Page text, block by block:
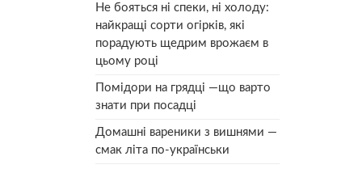
Не бояться ні спеки, ні холоду:
найкращі сорти огірків, які
порадують щедрим врожаєм в
цьому році
Помідори на грядці —що варто
знати при посадці
Домашні вареники з вишнями —
смак літа по-українськи